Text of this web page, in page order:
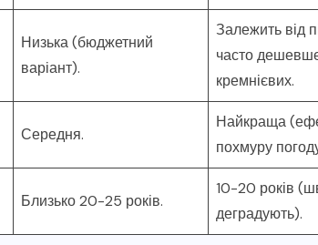
Низька (бюджетний
варіант).
Залежить від
часто
кремнієвих.
Середня.
Найкраща
похмуру
Близько 20-25 років.
10-20 років
деградують).